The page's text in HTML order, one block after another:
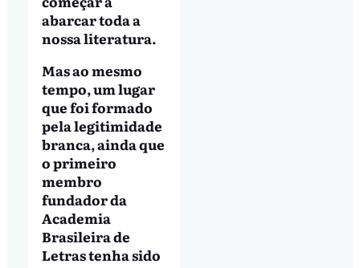
abarcar toda a
nossa literatura.
Mas ao mesmo
tempo, um lugar
que foi formado
pela legitimidade
branca, ainda que
o primeiro
membro
fundador da
Academia
Brasileira de
Letras tenha sido